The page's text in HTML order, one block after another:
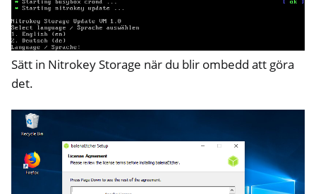
Sätt in Nitrokey Storage när du blir ombedd att göra
det.